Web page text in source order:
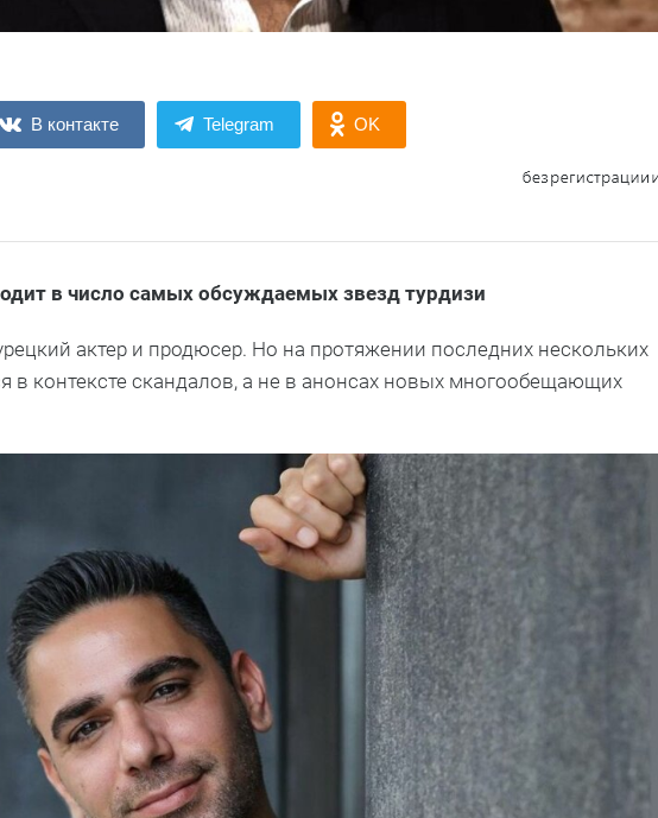
В контакте Telegram OK
в число самых обсуждаемых звезд турдизи
актер и продюсер. Но на протяжении последних нескольких
в контексте скандалов, а не в анонсах новых многообещающих